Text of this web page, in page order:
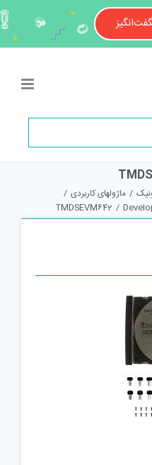
/ ماژولهای کاربردی /
/
TMDSEVM642